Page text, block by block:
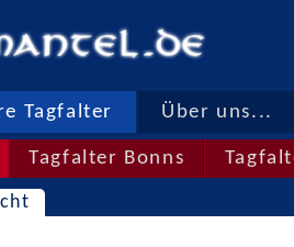
Tagfalter Über uns...
Tagfalter Bonns